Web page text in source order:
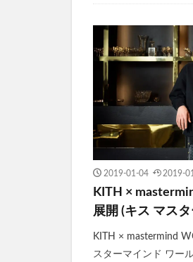
2019-01-04 2019-
KITH ×
展開 (キス マス
KITH × mastermind
スターマインド ワー